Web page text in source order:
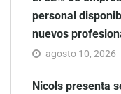
personal
nuevos
agosto 10, 2026
Nicols presenta